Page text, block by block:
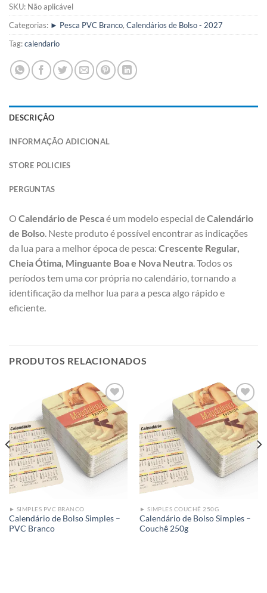
SKU: Não aplicável
Categorias: ► Pesca PVC Branco, Calendários de Bolso - 2027
Tag:calendario
DESCRIÇÃO
INFORMAÇÃO ADICIONAL
STORE POLICIES
PERGUNTAS
O Calendário de Pescaé um modelo especial deCalendário
de Bolso. Neste produto é possível encontrar as indicações
da lua para a melhor época de pesca: Crescente Regular,
Cheia Ótima, Minguante Boa e Nova Neutra. Todos os
períodos tem uma cor própria no calendário, tornando a
identificação da melhor lua para a pesca algo rápido e
eficiente.
PRODUTOS RELACIONADOS
Add to
wishlist
► SIMPLES PVC BRANCO
Calendário de Bolso Simples –
PVC Branco
Add to
wishlist
► SIMPLES COUCHÊ 250G
Calendário de Bolso Simples –
Couchê 250g